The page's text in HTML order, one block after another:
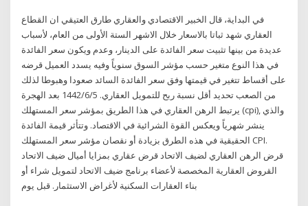
في البداية، قال الخبير الاقتصادي والعقاري طارق العتيقي ان القطاع
العقاري شهد ثباتا بالاسعار خلال الاشهر الستة الأولى من العام، لأسباب
عديدة من بينها تثبيت سعر الفائدة على الدينار، وعدم ويكون سعر الفائدة
في هذا النوع متغير حسب مؤشر السوق سنوياً وفيه يسدد العميل قرضه
على أقساط تتغير في قيمتها وفق سعر الفائدة السائد صعودا وهبوطا لذلك
من الصعب تحديد أقل نسبة ربح للتمويل العقاري. 5‏‏/6‏‏/1442 بعد الهجرة
يرتبط الرهن العقاري في هذا الطريق بمؤشر سعر المستهلك (cpi), والذي
ينشر شهرياً ويعكس القوة الشرائية في الاقتصاد. وتتأثر قيمة الفائدة
الحقيقية في هذه الطرق بزيادة أو نقصان مؤشر سعر المستهلك CPI.
قرض الرهن العقاري لضيف الاتحاد قرض عقاري بمزايا أميال ضيف الاتحاد
القروض العقارية المخصصة لأعضاء برنامج ضيف الاتحاد لتمويل شراء أو
بناء العقارات السكنية لأغراض الاستثمار. قبل يوم